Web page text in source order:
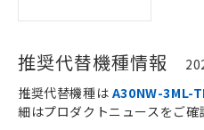
推奨代替機種情報
推奨代替機種は A30NW-3ML-
細はプロダクトニュースをご確